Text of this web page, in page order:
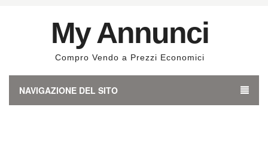
My Annunci
Compro Vendo a Prezzi Economici
NAVIGAZIONE DEL SITO